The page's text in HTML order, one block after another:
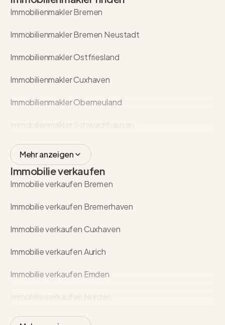
Immobilienmakler Bremen
Immobilienmakler Bremen Neustadt
Immobilienmakler Ostfriesland
Immobilienmakler Cuxhaven
Immobilienmakler Oberneuland
Mehr anzeigen
Immobilie verkaufen
Immobilie verkaufen Bremen
Immobilie verkaufen Bremerhaven
Immobilie verkaufen Cuxhaven
Immobilie verkaufen Aurich
Immobilie verkaufen Emden